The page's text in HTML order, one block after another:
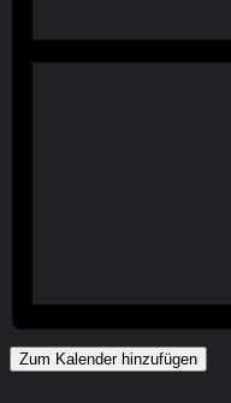
Zum Kalender hinzufügen